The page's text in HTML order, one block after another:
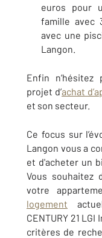
euros pour
famille avec
avec une
Langon.
Enfin
projet d’achat
et son secteur.
Ce focus sur
Langon vous a
et d'acheter un
Vous souhaitez
votre
logement
CENTURY 21 LGI
critères de